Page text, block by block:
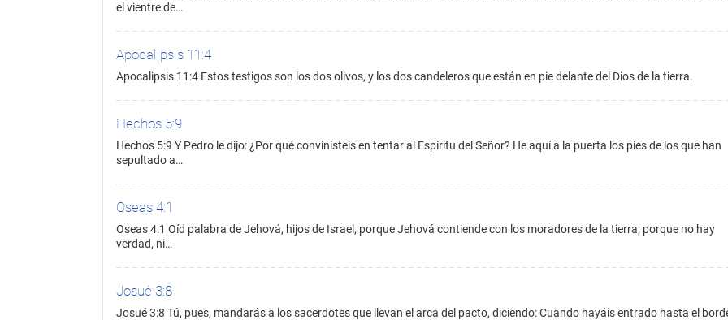
el vientre de…
Apocalipsis 11:4
Apocalipsis 11:4 Estos testigos son los dos olivos, y los dos candeleros que están en pie delante del Dios de la tierra.
Hechos 5:9
Hechos 5:9 Y Pedro le dijo: ¿Por qué convinisteis en tentar al Espíritu del Señor? He aquí a la puerta los pies de los que han
sepultado a…
Oseas 4:1
Oseas 4:1 Oíd palabra de Jehová, hijos de Israel, porque Jehová contiende con los moradores de la tierra; porque no hay
verdad, ni…
Josué 3:8
Josué 3:8 Tú, pues, mandarás a los sacerdotes que llevan el arca del pacto, diciendo: Cuando hayáis entrado hasta el